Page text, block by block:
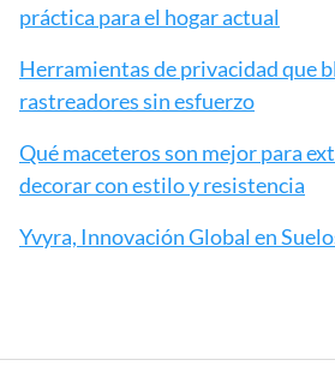
práctica para el hogar actual
Herramientas de privacidad que
rastreadores sin esfuerzo
Qué maceteros son mejor para
decorar con estilo y resistencia
Yvyra, Innovación Global en